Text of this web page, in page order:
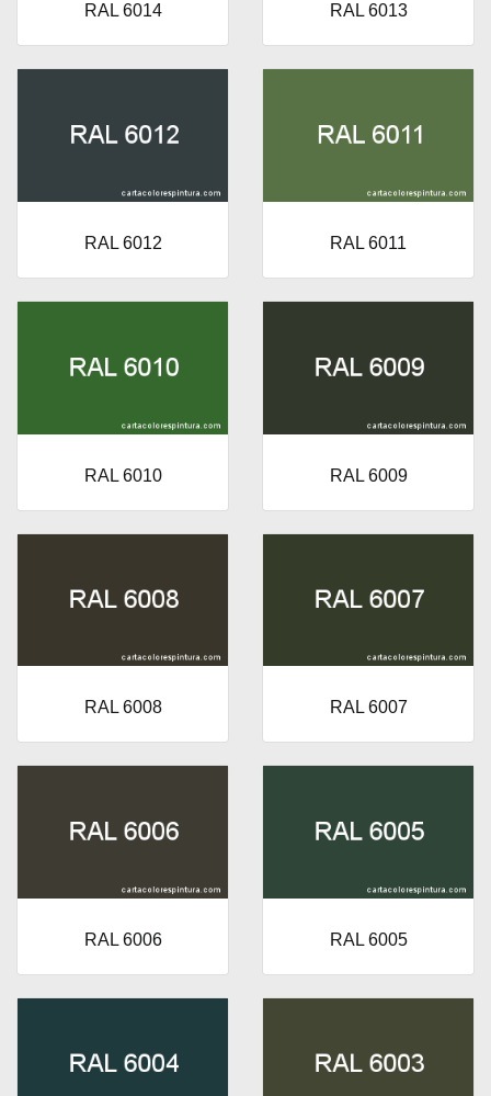
RAL 6014 RAL 6013
RAL 6012 RAL 6011
RAL 6010 RAL 6009
RAL 6008 RAL 6007
RAL 6006 RAL 6005